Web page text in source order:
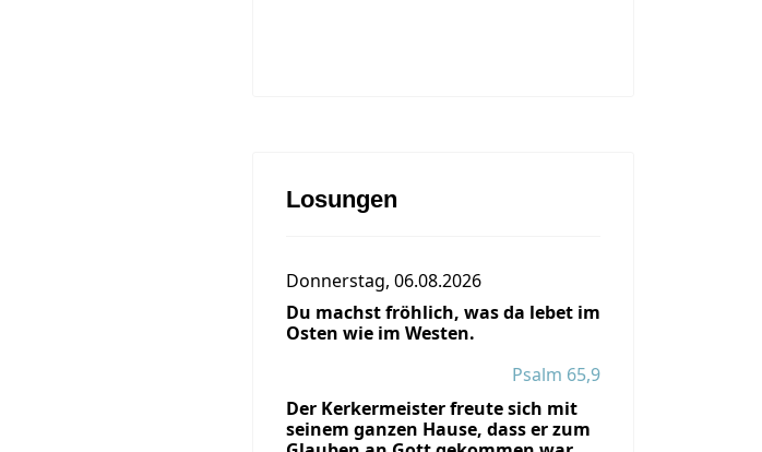
Losungen
Donnerstag, 06.08.2026
Du machst fröhlich, was da lebet im
Osten wie im Westen.
Psalm 65,9
Der Kerkermeister freute sich mit
seinem ganzen Hause, dass er zum